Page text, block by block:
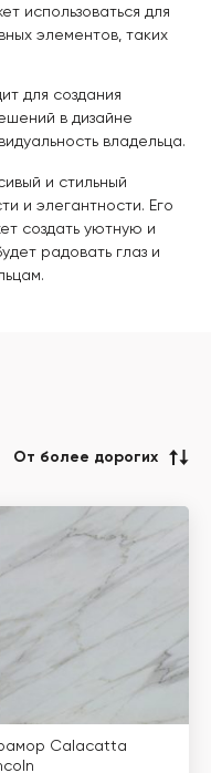
использоваться для
элементов, таких
для создания
в дизайне
владельца.
и стильный
и элегантности. Его
создать уютную и
радовать глаз и
От более дорогих
Calacatta